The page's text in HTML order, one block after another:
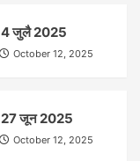
4 जुलै 2025
October 12, 2025
27 जून 2025
October 12, 2025